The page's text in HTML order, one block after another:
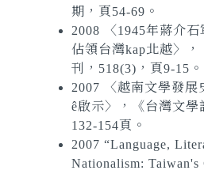
期，頁54-69。
2008 〈1945年蔣介
佔領台灣kap北越〉
刊，518(3)，頁9-15。
2007 〈越南文學發展
ê啟示〉，《台灣文學
132-154頁。
2007 “Language,
Nationalism: Taiwan's